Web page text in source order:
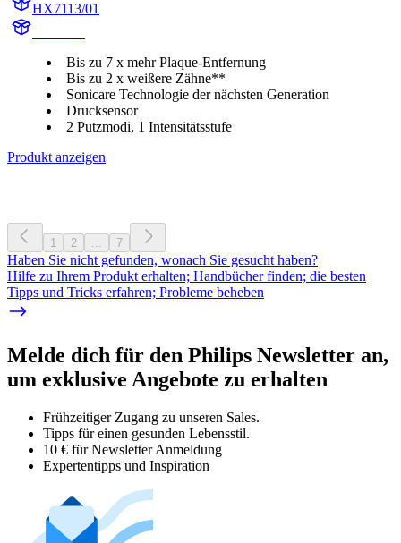
HX7113/01
Bis zu 7 x mehr Plaque-Entfernung
Bis zu 2 x weißere Zähne**
Sonicare Technologie der nächsten Generation
Drucksensor
2 Putzmodi, 1 Intensitätsstufe
Produkt anzeigen
1 2 ... 7
Haben Sie nicht gefunden, wonach Sie gesucht haben?
Hilfe zu Ihrem Produkt erhalten; Handbücher finden; die besten
Tipps und Tricks erfahren; Probleme beheben
Melde dich für den Philips Newsletter an,
um exklusive Angebote zu erhalten
Frühzeitiger Zugang zu unseren Sales.
Tipps für einen gesunden Lebensstil.
10 € für Newsletter Anmeldung
Expertentipps und Inspiration